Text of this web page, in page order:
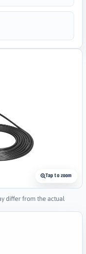
Tap to zoom
differ from the actual